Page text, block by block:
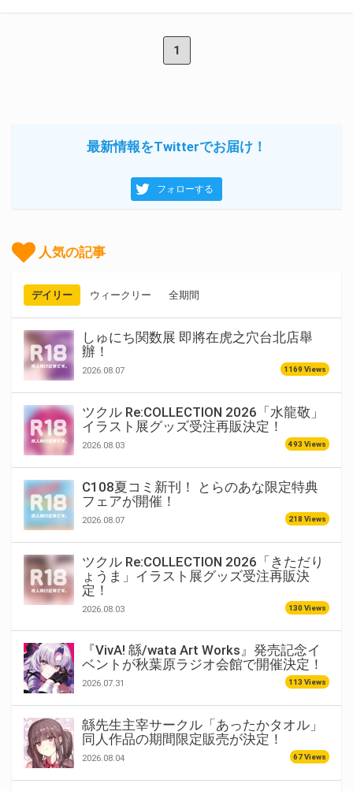
1
最新情報をTwitterでお届け！
フォローする
人気の記事
デイリー ウィークリー 全期間
しゅにち関数展 即將在虎之穴台北店舉
辦！
2026.08.07 1169 Views
ツクル Re:COLLECTION 2026「水龍敬」
イラスト展グッズ受注再販決定！
2026.08.03 493 Views
C108夏コミ新刊！ とらのあな限定特典
フェアが開催！
2026.08.07 218 Views
ツクル Re:COLLECTION 2026「きただり
ょうま」イラスト展グッズ受注再販決
定！
2026.08.03 130 Views
『VivA! 緜/wata Art Works』発売記念イ
ベントが秋葉原ラジオ会館で開催決定！
2026.07.31 113 Views
緜先生主宰サークル「あったかタオル」
同人作品の期間限定販売が決定！
2026.08.04 67 Views